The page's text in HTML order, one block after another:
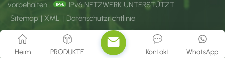
vorbehalten .
IPv6 NETZWERK UNTERSTÜTZT
Sitemap | XML | Datenschutzrichtlinie
Heim PRODUKTE WhatsApp
Kontakt